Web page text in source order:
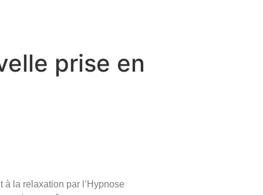
prise en
à la relaxation par l’Hypnose